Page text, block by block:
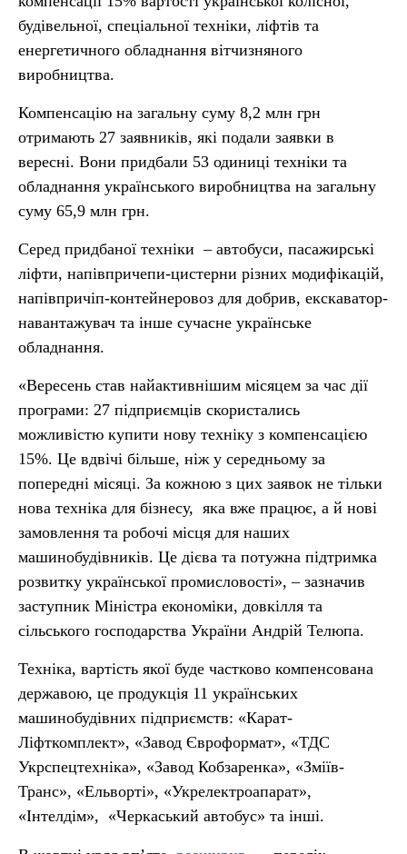
будівельної, спеціальної техніки, ліфтів та
енергетичного обладнання вітчизняного
виробництва.
Компенсацію на загальну суму 8,2 млн грн
отримають 27 заявників, які подали заявки в
вересні. Вони придбали 53 одиниці техніки та
обладнання українського виробництва на загальну
суму 65,9 млн грн.
Серед придбаної техніки – автобуси, пасажирські
ліфти, напівпричепи-цистерни різних модифікацій,
напівпричіп-контейнеровоз для добрив, екскаватор-
навантажувач та інше сучасне українське
обладнання.
«Вересень став найактивнішим місяцем за час дії
програми: 27 підприємців скористались
можливістю купити нову техніку з компенсацією
15%. Це вдвічі більше, ніж у середньому за
попередні місяці. За кожною з цих заявок не тільки
нова техніка для бізнесу, яка вже працює, а й нові
замовлення та робочі місця для наших
машинобудівників. Це дієва та потужна підтримка
розвитку української промисловості», – зазначив
заступник Міністра економіки, довкілля та
сільського господарства України Андрій Телюпа.
Техніка, вартість якої буде частково компенсована
державою, це продукція 11 українських
машинобудівних підприємств: «Карат-
Ліфткомплект», «Завод Євроформат», «ТДС
Укрспецтехніка», «Завод Кобзаренка», «Зміїв-
Транс», «Ельворті», «Укрелектроапарат»,
«Інтелдім», «Черкаський автобус» та інші.